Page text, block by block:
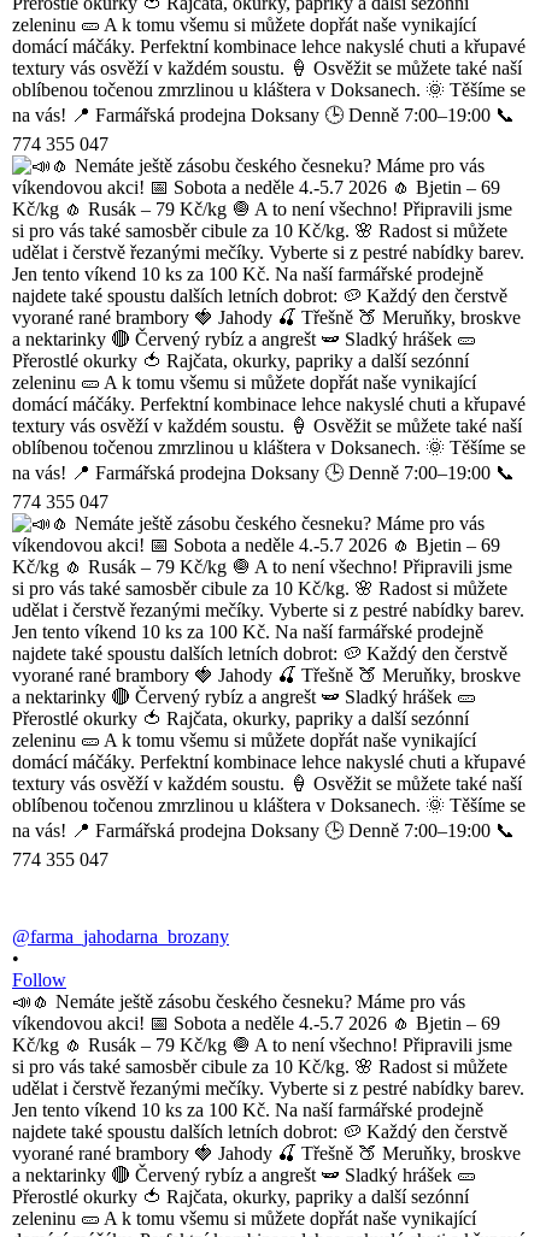
@farma_jahodarna_brozany
•
Follow
📣🧄 Nemáte ještě zásobu českého česneku? Máme pro vás
víkendovou akci! 📅 Sobota a neděle 4.-5.7 2026 🧄 Bjetin – 69
Kč/kg 🧄 Rusák – 79 Kč/kg 🧅 A to není všechno! Připravili jsme
si pro vás také samosběr cibule za 10 Kč/kg. 🌸 Radost si můžete
udělat i čerstvě řezanými mečíky. Vyberte si z pestré nabídky barev.
Jen tento víkend 10 ks za 100 Kč. Na naší farmářské prodejně
najdete také spoustu dalších letních dobrot: 🥔 Každý den čerstvě
vyorané rané brambory 🍓 Jahody 🍒 Třešně 🍑 Meruňky, broskve
a nektarinky 🔴 Červený rybíz a angrešt 🫛 Sladký hrášek 🥒
Přerostlé okurky 🍅 Rajčata, okurky, papriky a další sezónní
zeleninu 🥒 A k tomu všemu si můžete dopřát naše vynikající